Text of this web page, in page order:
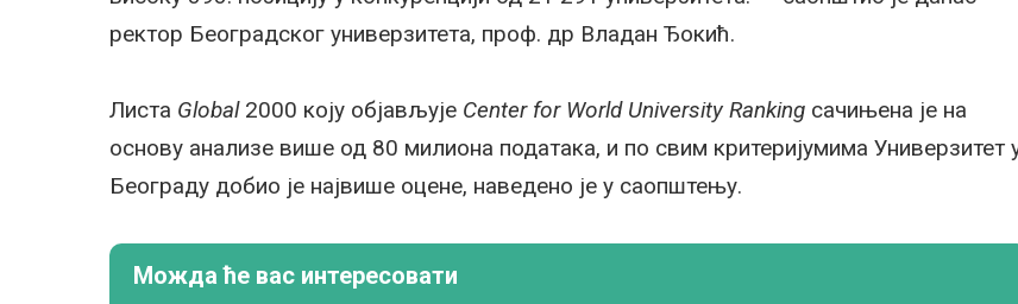
ректор Београдског универзитета, проф. др Владан Ђокић.
Листа Global2000 коју објављује Center for World University Ranking сачињена је на
основу анализе више од 80 милиона података, и по свим критеријумима Универзитет
Београду добио је највише оцене, наведено је у саопштењу.
Можда ће вас интересовати